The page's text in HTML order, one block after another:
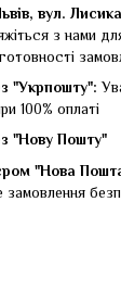
вул.
з нами
"Укрпошту":
100% оплаті
"Нову Пошту"
"Нова